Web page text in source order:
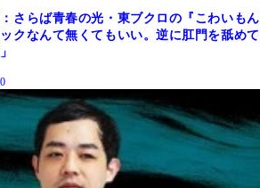
：さらば青春の光・東ブクロの『こわいもん
クなんて無くてもいい。逆に肛門を舐めて